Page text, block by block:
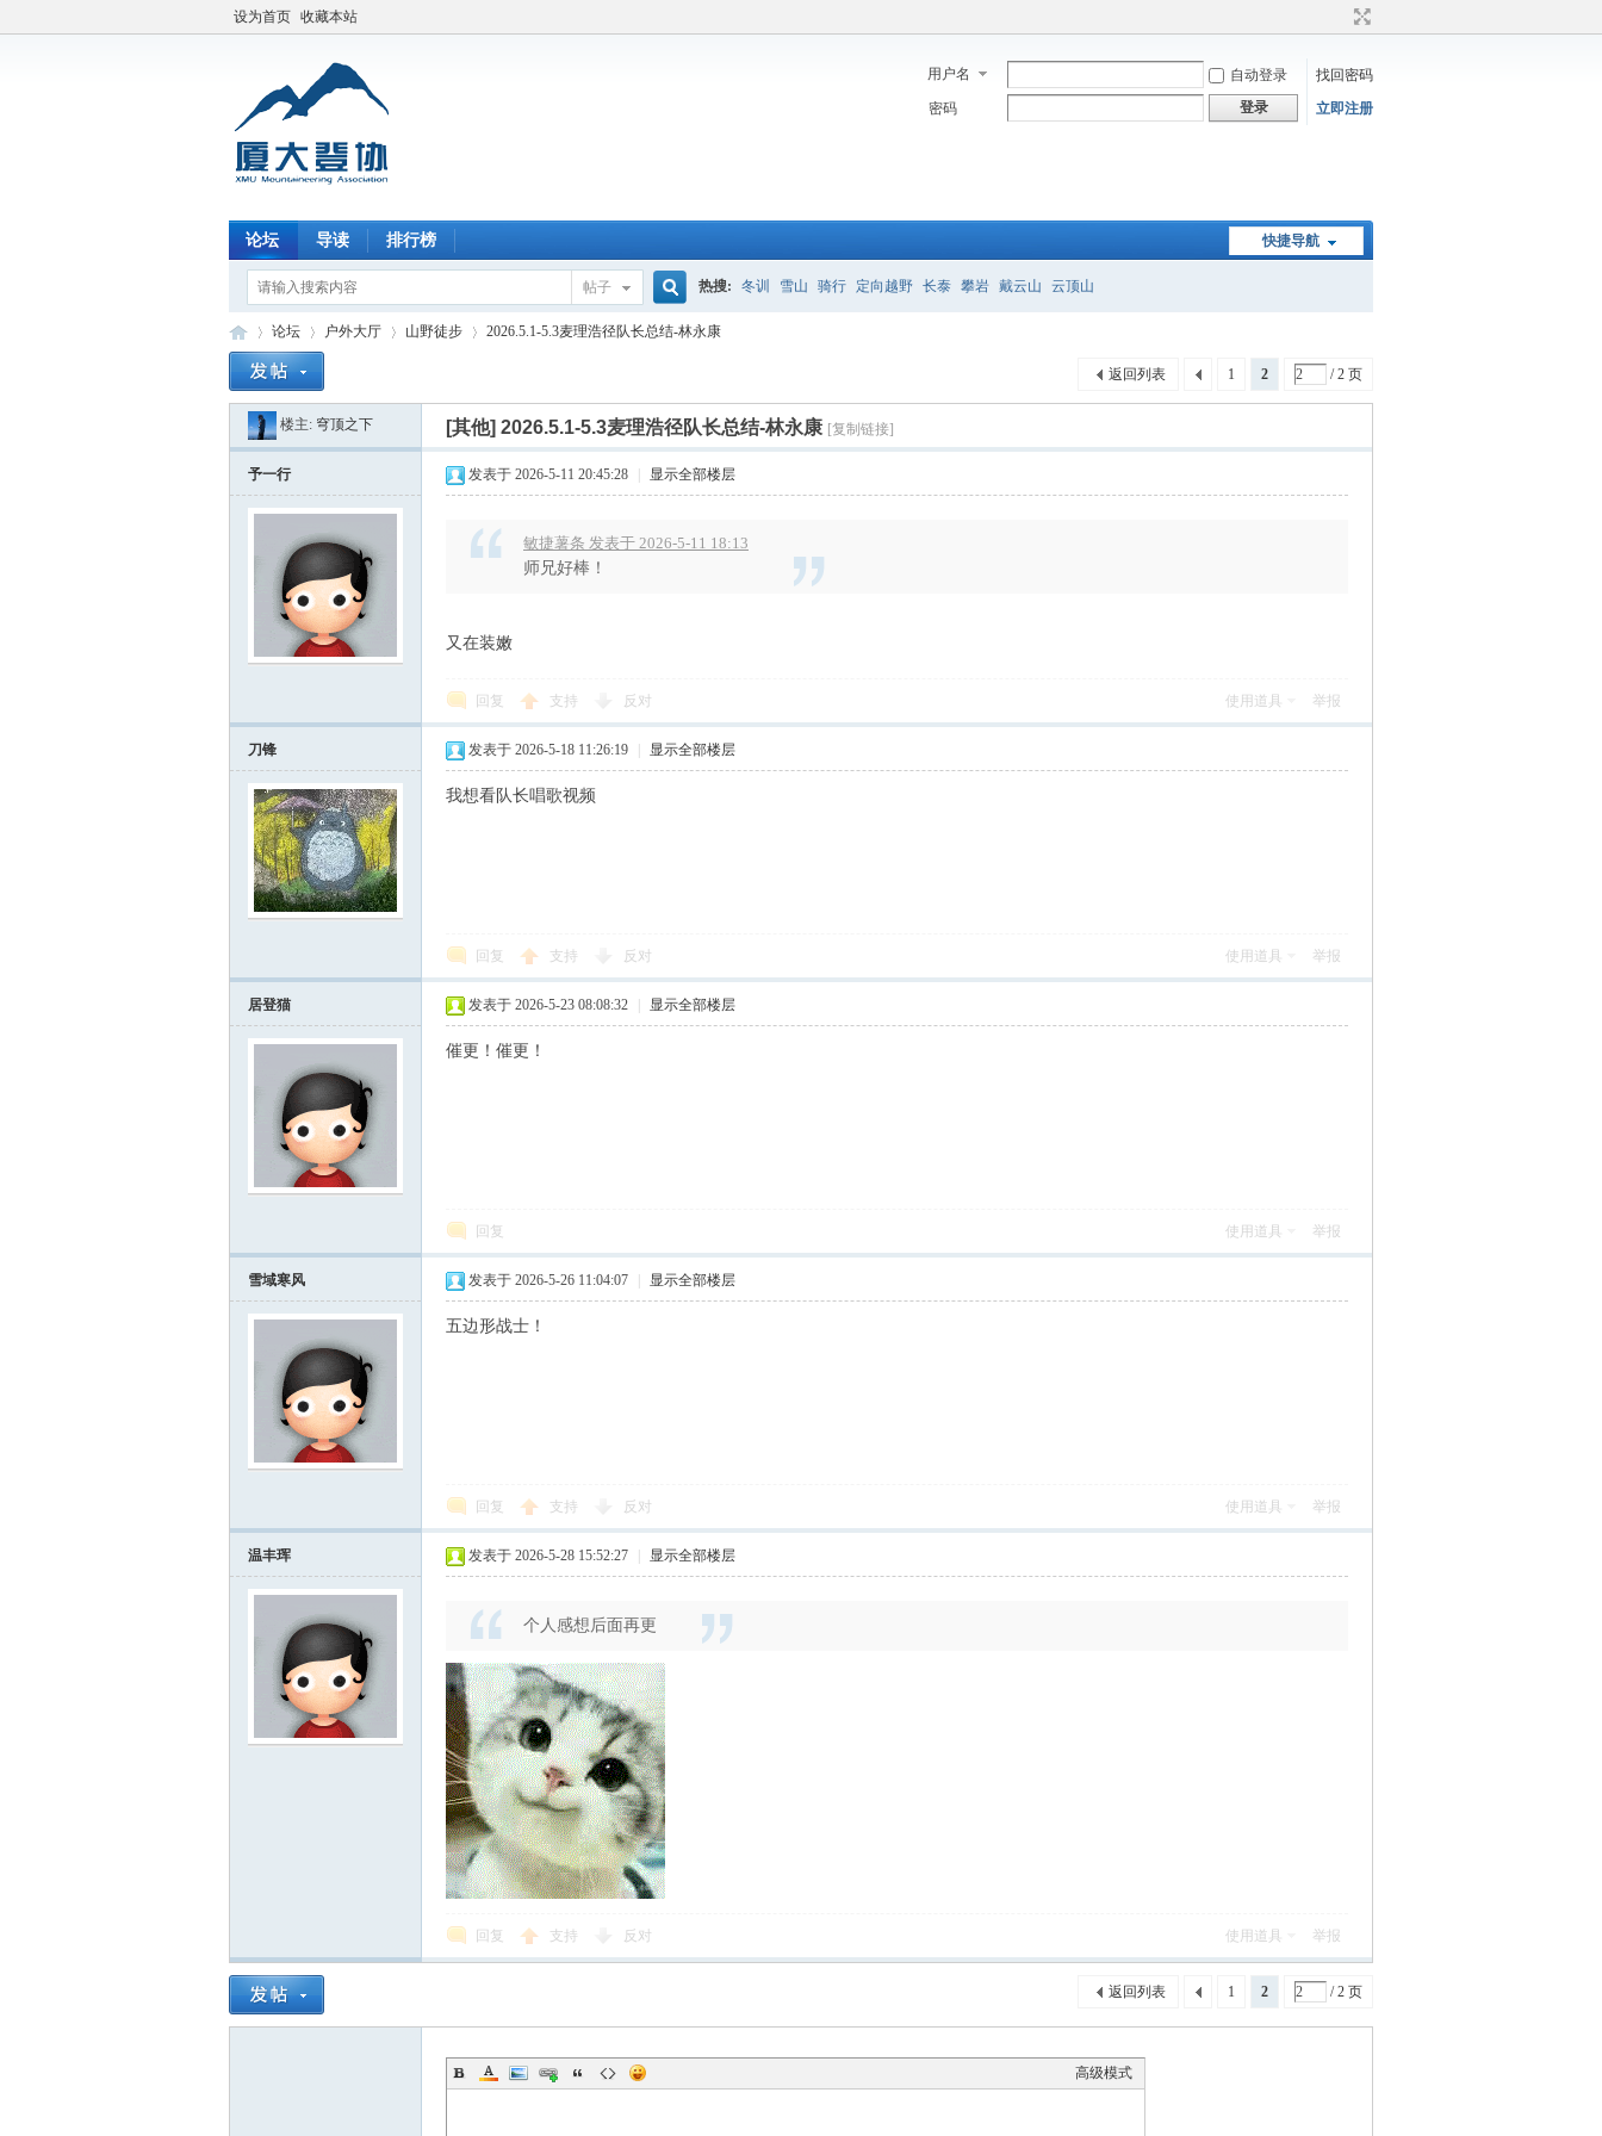
设为首页 收藏本站
用户名 自动登录
找回密码
密码
登录 立即注册
快捷导航
论坛 导读 排行榜
帖子
搜
索
热搜: 冬训 雪山 骑行 定向越野 长泰 攀岩 戴云山 云顶山
»
论坛
›
户外大厅 山野徒步
›
2026.5.1-5.3麦理浩径队长总结-林永康
1 2 / 2 页
返回列表
楼主: 穹顶之下 [其他] 2026.5.1-5.3麦理浩径队长总结-林永康 [复制链接]
予一行 发表于 2026-5-11 20:45:28 显示全部楼层
敏捷薯条 发表于 2026-5-11 18:13
师兄好棒！
又在装嫩
回复 支持 反对 使用道具 举报
刀锋 发表于 2026-5-18 11:26:19 显示全部楼层
我想看队长唱歌视频
回复 支持 反对 使用道具 举报
居登猫 发表于 2026-5-23 08:08:32 显示全部楼层
催更！催更！
回复 使用道具 举报
雪域寒风 发表于 2026-5-26 11:04:07 显示全部楼层
五边形战士！
回复 支持 反对 使用道具 举报
温丰珲 发表于 2026-5-28 15:52:27 显示全部楼层
个人感想后面再更
回复 支持 反对 使用道具 举报
1 2 / 2 页
返回列表
高级模式